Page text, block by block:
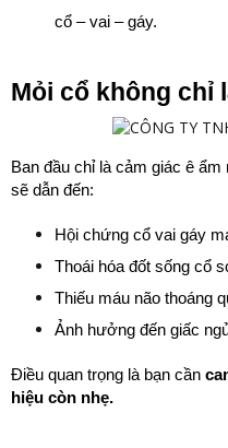
cổ – vai – gáy.
Mỏi cổ không chỉ
Ban đầu chỉ là cảm giác ê
sẽ dẫn đến:
Hội chứng cổ vai gáy
Thoái hóa đốt sống cổ
Thiếu máu não thoáng
Ảnh hưởng đến giấc
Điều quan trọng là bạn cần
hiệu còn nhẹ.